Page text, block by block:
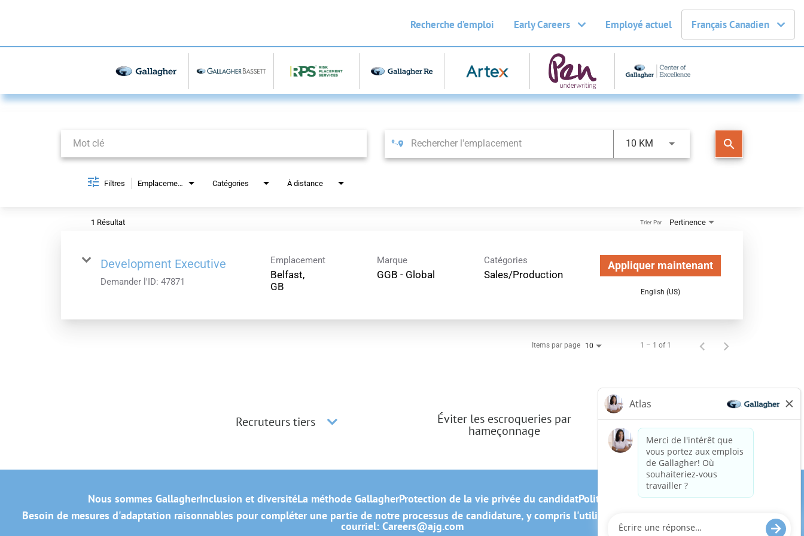
Recherche d’emploi Early Careers Employé actuel Français Canadien
Job Search Page
10 KM search
Filtres Emplacements Catégories À distance
1 Résultat Pertinence
Trier Par
Development Executive
Demander l'ID: 47871
Emplacement
Belfast,
Marque
GGB - Global
Catégories
Sales/Production
Appliquer maintenant
English (US)
Items par page 10 1 – 1 of 1
Recruteurs tiers Éviter les escroqueries par
hameçonnage
Nous sommes GallagherInclusion et diversitéLa méthode GallagherProtection de la vie privée du candidatPolitique relative aux témoins
Besoin de mesures d'adaptation raisonnables pour compléter une partie de notre processus de candidature, y compris l'utilisation de ce site web? Envoyez-nous un
courriel: Careers@ajg.com